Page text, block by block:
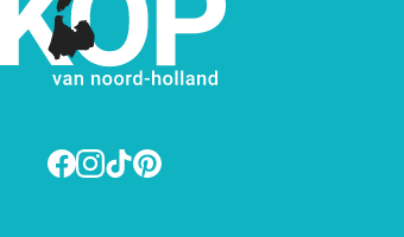
Facebook
Instagram
TikTokPinterest